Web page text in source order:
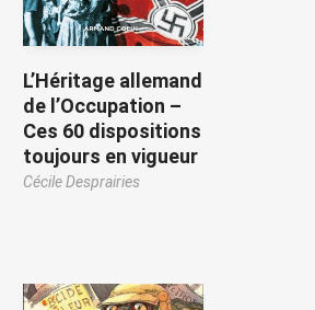
L’Héritage allemand
de l’Occupation –
Ces 60 dispositions
toujours en vigueur
Cécile Desprairies